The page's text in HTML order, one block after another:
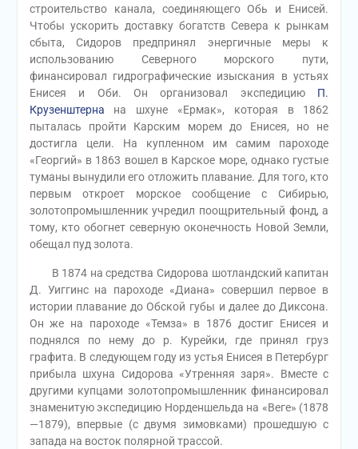
строительство канала, соединяющего Обь и Енисей.
Чтобы ускорить доставку богатств Севера к рынкам
сбыта, Сидоров предпринял энергичные меры к
использованию Северного морского пути,
финансировал гидрографические изыскания в устьях
Енисея и Оби. Он организовал экспедицию П.
Крузенштерна на шхуне «Ермак», которая в 1862
пыталась пройти Карским морем до Енисея, но не
достигла цели. На купленном им самим пароходе
«Георгий» в 1863 вошел в Карское море, однако густые
туманы вынудили его отложить плавание. Для того, кто
первым откроет морское сообщение с Сибирью,
золотопромышленник учредил поощрительный фонд, а
тому, кто обогнет северную оконечность Новой Земли,
обещал пуд золота.
В 1874 на средства Сидорова шотландский капитан
Д. Уиггинс на пароходе «Диана» совершил первое в
истории плавание до Обской губы и далее до Диксона.
Он же на пароходе «Темза» в 1876 достиг Енисея и
поднялся по нему до р. Курейки, где принял груз
графита. В следующем году из устья Енисея в Петербург
прибыла шхуна Сидорова «Утренняя заря». Вместе с
другими купцами золотопромышленник финансировал
знаменитую экспедицию Норденшельда на «Веге» (1878
—1879), впервые (с двумя зимовками) прошедшую с
запада на восток полярной трассой.